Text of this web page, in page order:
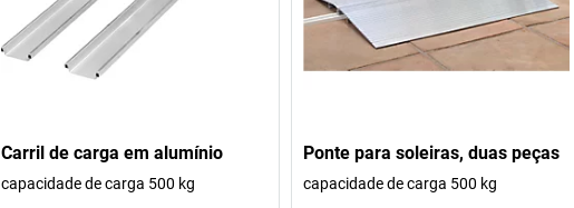
Carril de carga em alumínio
capacidade de carga 500 kg
Ponte para soleiras, duas peças
capacidade de carga 500 kg